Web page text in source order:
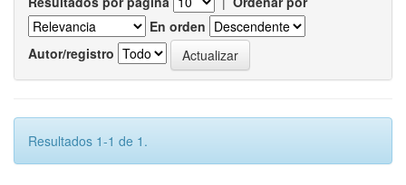
En orden
Autor/registro
Resultados 1-1 de 1.